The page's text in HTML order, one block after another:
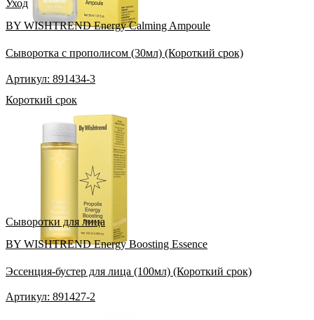
Уход
BY WISHTREND Energy Calming Ampoule
Сыворотка с прополисом (30мл) (Короткий срок)
Артикул: 891434-3
Короткий срок
Сыворотки для лица
BY WISHTREND Energy Boosting Essence
Эссенция-бустер для лица (100мл) (Короткий срок)
Артикул: 891427-2